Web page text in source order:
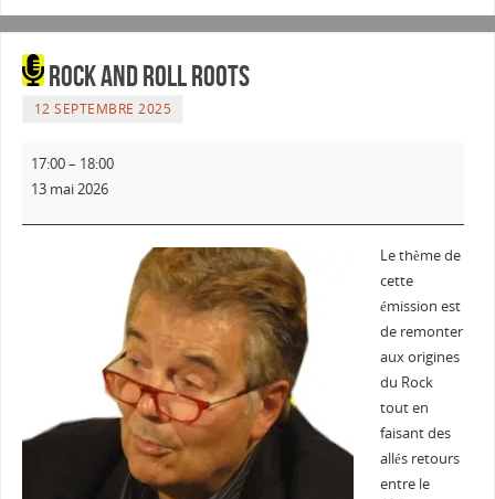
Rock and Roll Roots
12 SEPTEMBRE 2025
17:00– 18:00
13 mai 2026
Le thème de
cette
émission est
de remonter
aux origines
du Rock
tout en
faisant des
allés retours
entre le